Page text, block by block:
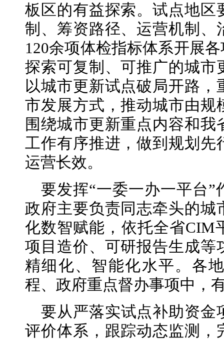
板区的有益探索。试点地区
制、筹资路径、运营机制、
120余项体检指标体系开展
探索可复制、可推广的城市
以城市更新试点破局开路
市发展方式，推动城市由规
围绕城市更新重点内容和
工作有序推进，做到规划先
运营长效。
要发挥“一委一办一平台
政府主要负责同志牵头的城
化数智赋能，依托全省CIM
项目造价、可研报告生成等
精细化、智能化水平。各
程、政府重点督办事项中，
要从严落实试点补助资金
评价体系，跟踪动态监测，